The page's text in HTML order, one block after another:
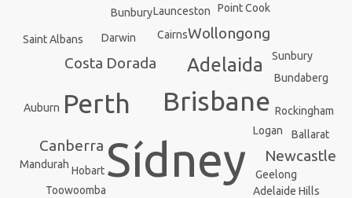
Sídney
Brisbane
Perth
Adelaida
Costa Dorada
Canberra
Newcastle
Wollongong
Logan
Geelong
Hobart
Cairns
Toowoomba
Darwin
Rockingham
Launceston
Ballarat
Mandurah
Bundaberg
Bunbury
Adelaide Hills
Point Cook
Auburn
Sunbury
Saint Albans